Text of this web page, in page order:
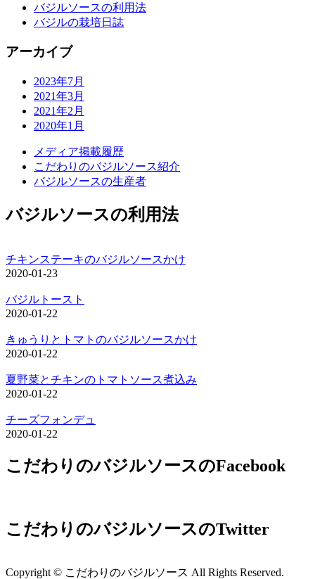
バジルソースの利用法
バジルの栽培日誌
アーカイブ
2023年7月
2021年3月
2021年2月
2020年1月
メディア掲載履歴
こだわりのバジルソース紹介
バジルソースの生産者
バジルソースの利用法
チキンステーキのバジルソースかけ
2020-01-23
バジルトースト
2020-01-22
きゅうりとトマトのバジルソースかけ
2020-01-22
夏野菜とチキンのトマトソース煮込み
2020-01-22
チーズフォンデュ
2020-01-22
こだわりのバジルソースのFacebook
こだわりのバジルソースのTwitter
Copyright © こだわりのバジルソース All Rights Reserved.